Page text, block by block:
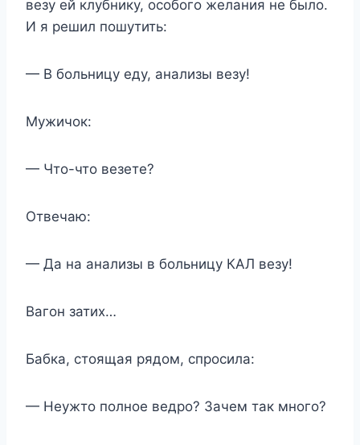
везу ей клубнику, особого желания не было.
И я решил пошутить:
— В больницу еду, анализы везу!
Мужичок:
— Что-что везете?
Отвечаю:
— Да на анализы в больницу КАЛ везу!
Вагон затих…
Бабка, стоящая рядом, спросила:
— Неужто полное ведро? Зачем так много?